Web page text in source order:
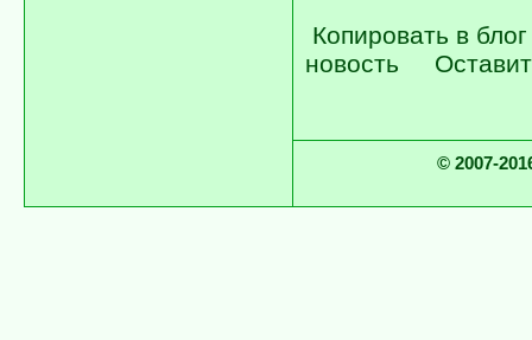
Копировать в блог
новость
© 2007-